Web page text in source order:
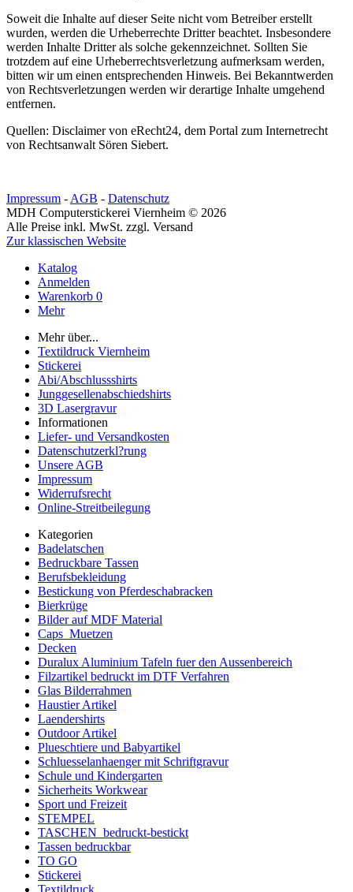
Soweit die Inhalte auf dieser Seite nicht vom Betreiber erstellt
wurden, werden die Urheberrechte Dritter beachtet. Insbesondere
werden Inhalte Dritter als solche gekennzeichnet. Sollten Sie
trotzdem auf eine Urheberrechtsverletzung aufmerksam werden,
bitten wir um einen entsprechenden Hinweis. Bei Bekanntwerden
von Rechtsverletzungen werden wir derartige Inhalte umgehend
entfernen.
Quellen: Disclaimer von eRecht24, dem Portal zum Internetrecht
von Rechtsanwalt Sören Siebert.
Impressum - AGB - Datenschutz
MDH Computerstickerei Viernheim © 2026
Alle Preise inkl. MwSt. zzgl. Versand
Zur klassischen Website
Katalog
Anmelden
Warenkorb 0
Mehr
Mehr über...
Textildruck Viernheim
Stickerei
Abi/Abschlussshirts
Junggesellenabschiedshirts
3D Lasergravur
Informationen
Liefer- und Versandkosten
Datenschutzerkl?rung
Unsere AGB
Impressum
Widerrufsrecht
Online-Streitbeilegung
Kategorien
Badelatschen
Bedruckbare Tassen
Berufsbekleidung
Bestickung von Pferdeschabracken
Bierkrüge
Bilder auf MDF Material
Caps_Muetzen
Decken
Duralux Aluminium Tafeln fuer den Aussenbereich
Filzartikel bedruckt im DTF Verfahren
Glas Bilderrahmen
Haustier Artikel
Laendershirts
Outdoor Artikel
Plueschtiere und Babyartikel
Schluesselanhaenger mit Schriftgravur
Schule und Kindergarten
Sicherheits Workwear
Sport und Freizeit
STEMPEL
TASCHEN_bedruckt-bestickt
Tassen bedruckbar
TO GO
Stickerei